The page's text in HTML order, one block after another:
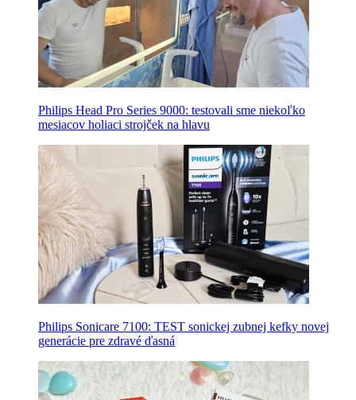
Philips Head Pro Series 9000: testovali sme niekoľko
mesiacov holiaci strojček na hlavu
Philips Sonicare 7100: TEST sonickej zubnej kefky novej
generácie pre zdravé ďasná